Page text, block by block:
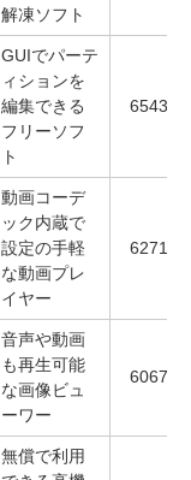
解凍ソフト
GUIでパーテ
ィションを
編集できる
フリーソフ
ト
6543
動画コーデ
ック内蔵で
設定の手軽
な動画プレ
イヤー
6271
音声や動画
も再生可能
な画像ビュ
ーワー
6067
無償で利用